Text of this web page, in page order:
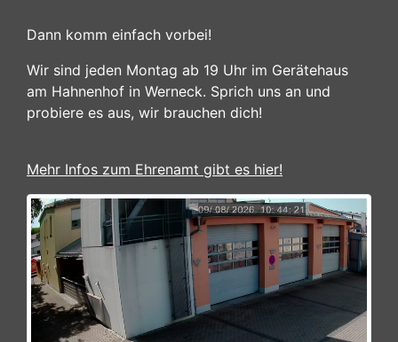
Dann komm einfach vorbei!
Wir sind jeden Montag ab 19 Uhr im Gerätehaus
am Hahnenhof in Werneck. Sprich uns an und
probiere es aus, wir brauchen dich!
Mehr Infos zum Ehrenamt gibt es hier!